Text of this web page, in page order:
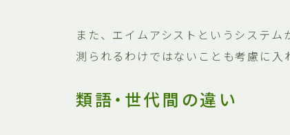
また、エイムアシストというシステ
測られるわけではないことも考慮に入
類語・世代間の違い